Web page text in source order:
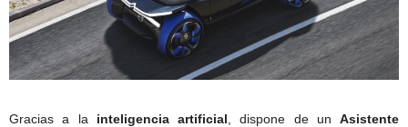
Gracias a la inteligencia artificial , dispone de un Asistente